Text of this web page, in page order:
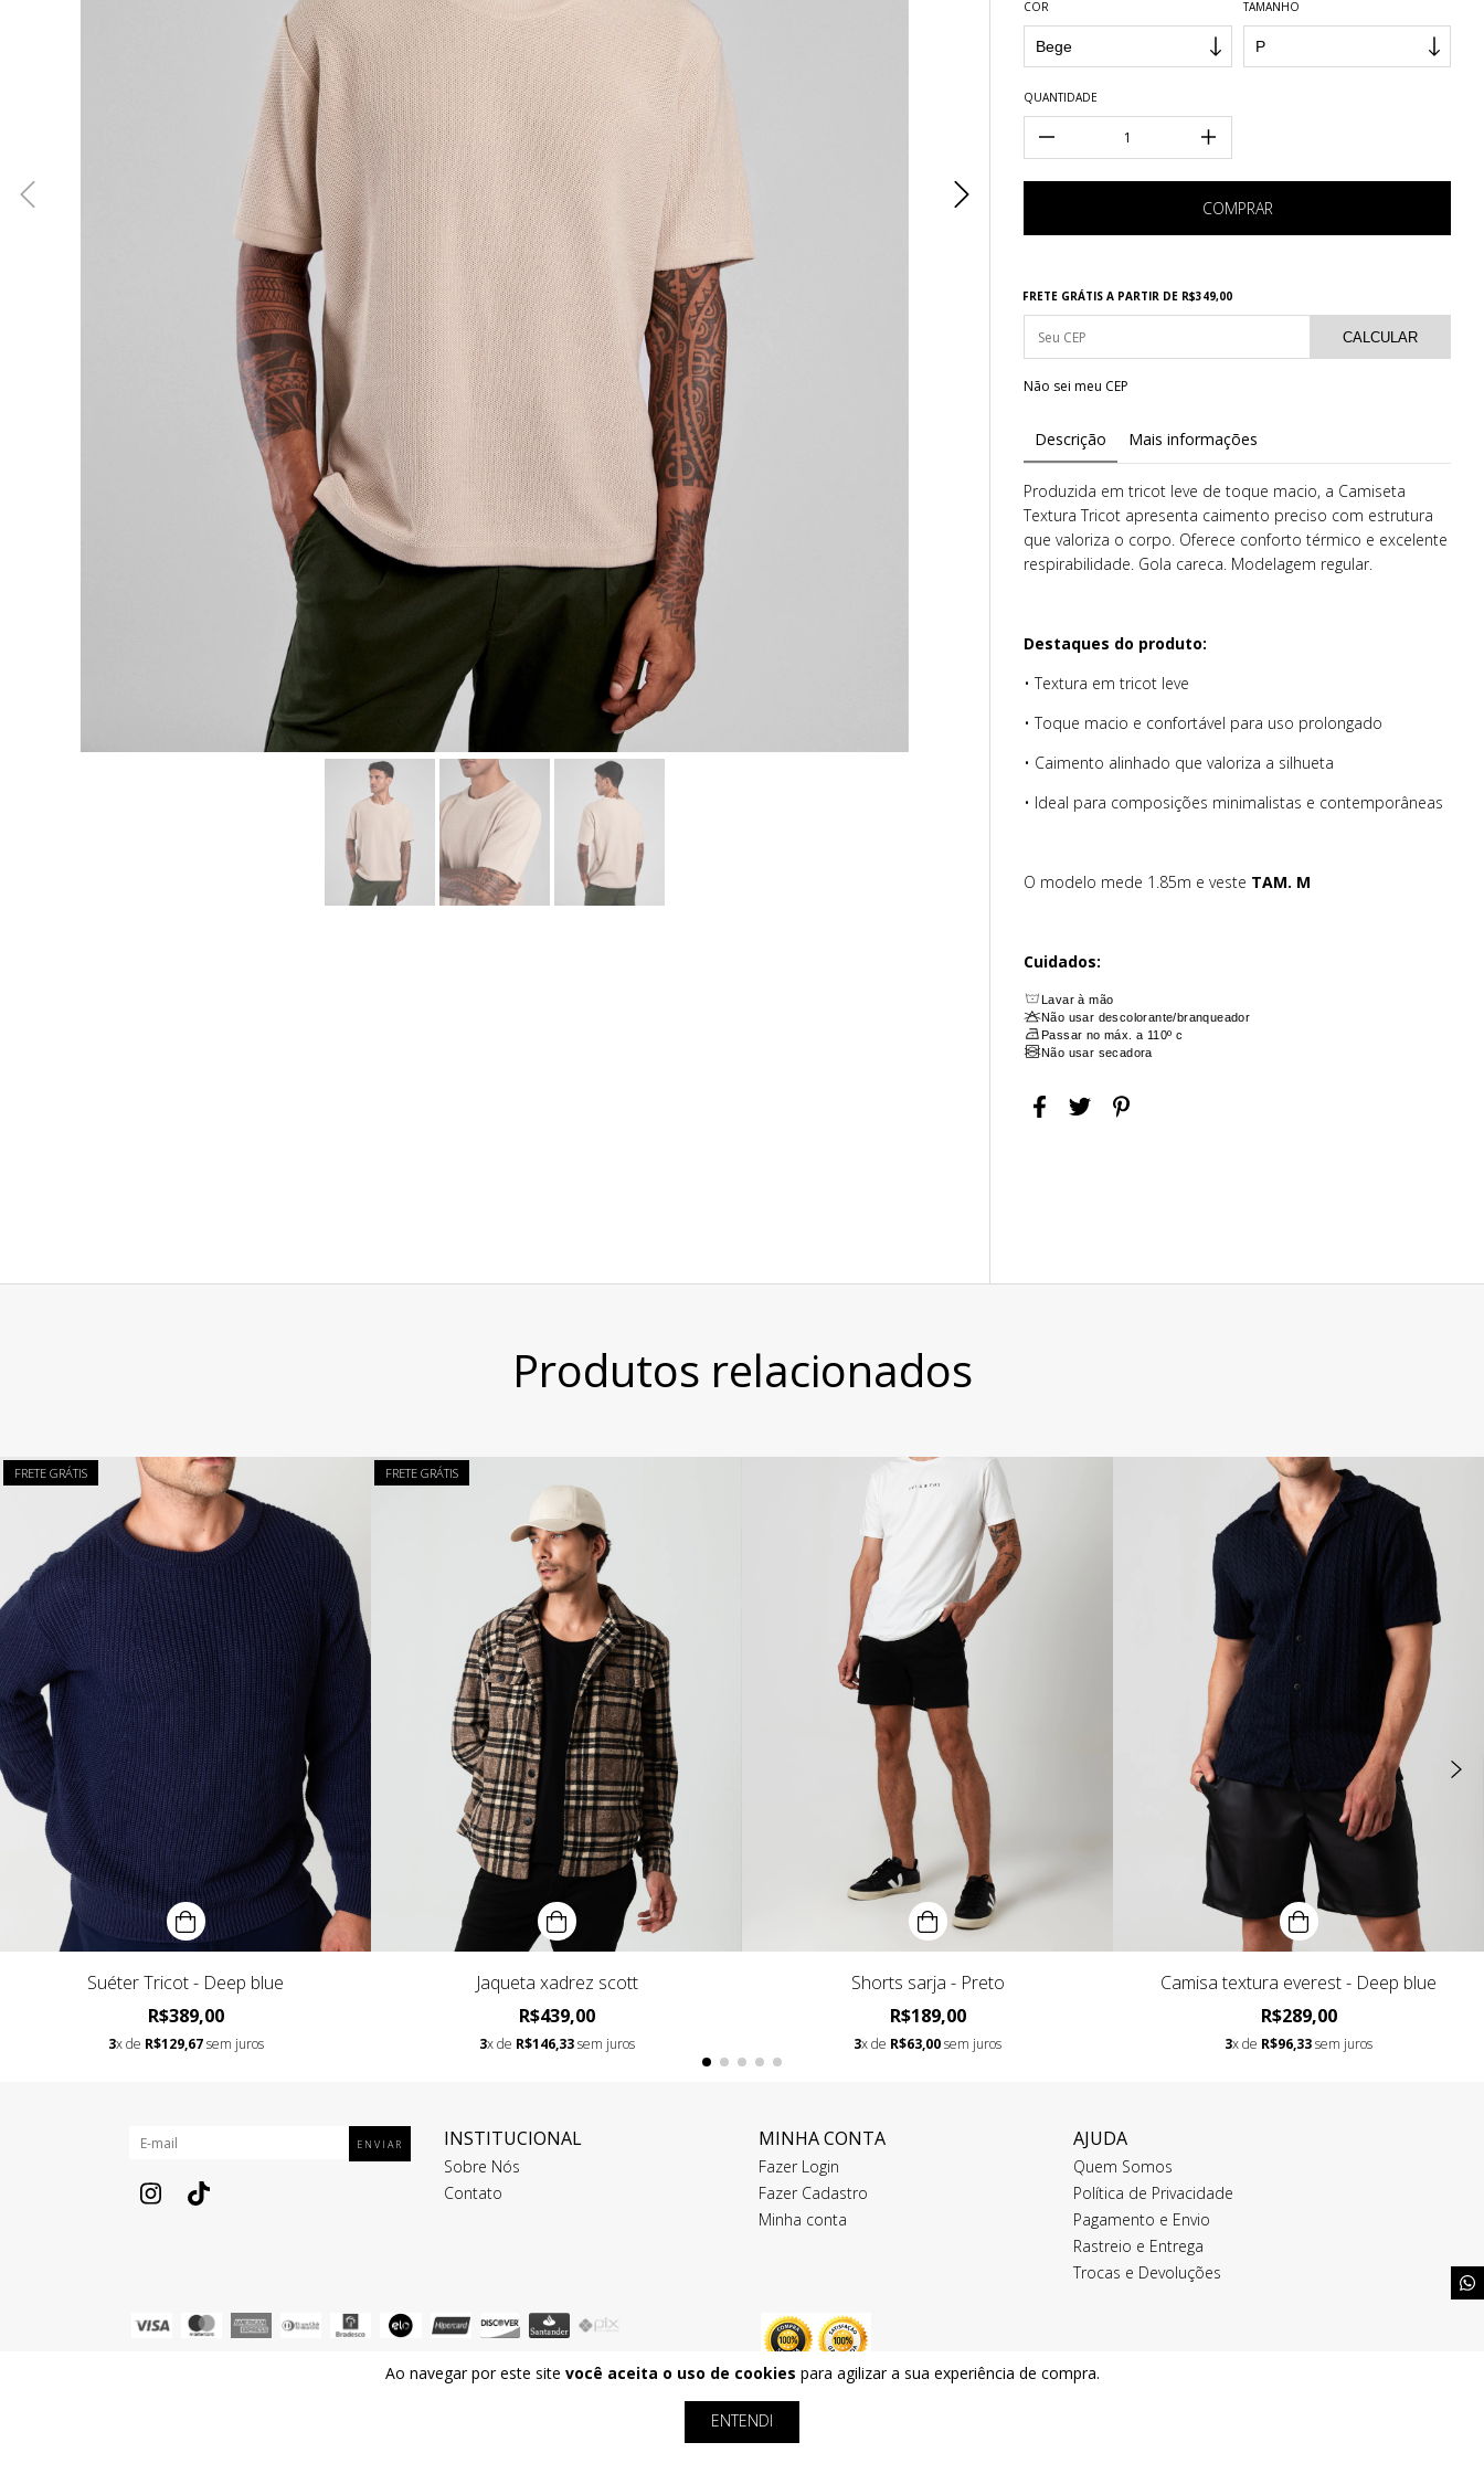
Ao navegar por este site você aceita o uso de cookies para agilizar a sua experiência de compra.
ENTENDI
COR TAMANHO
QUANTIDADE
FRETE GRÁTIS A PARTIR DE R$349,00
CALCULAR
Não sei meu CEP
Descrição Mais informações
Produzida em tricot leve de toque macio, a Camiseta
Textura Tricot apresenta caimento preciso com estrutura
que valoriza o corpo. Oferece conforto térmico e excelente
respirabilidade. Gola careca. Modelagem regular.
Destaques do produto:
• Textura em tricot leve
• Toque macio e confortável para uso prolongado
• Caimento alinhado que valoriza a silhueta
• Ideal para composições minimalistas e contemporâneas
O modelo mede 1.85m e veste TAM. M
Cuidados:
Lavar à mão
Não usar descolorante/branqueador
Passar no máx. a 110º c
Não usar secadora
Produtos relacionados
FRETE GRÁTIS
Suéter Tricot - Deep blue
R$389,00
3x de R$129,67sem juros
FRETE GRÁTIS
Jaqueta xadrez scott
R$439,00
3x de R$146,33sem juros
Shorts sarja - Preto
R$189,00
3x de R$63,00sem juros
Camisa textura everest - Deep blue
R$289,00
3x de R$96,33sem juros
INSTITUCIONAL
Sobre Nós
Contato
MINHA CONTA
Fazer Login
Fazer Cadastro
Minha conta
AJUDA
Quem Somos
Política de Privacidade
Pagamento e Envio
Rastreio e Entrega
Trocas e Devoluções